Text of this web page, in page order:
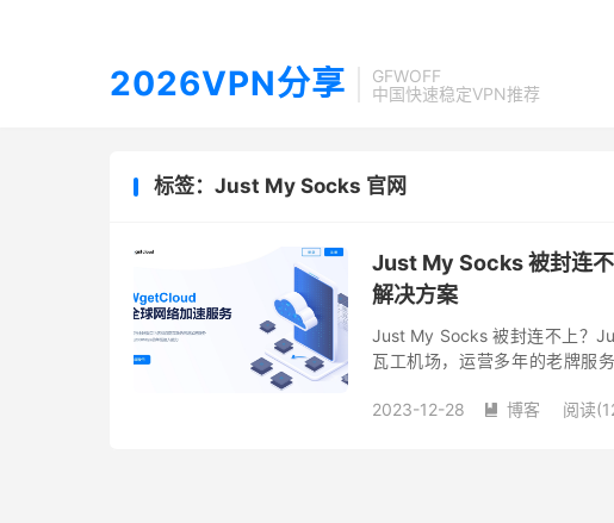
2026VPN分享
GFWOFF
中国快速稳定VPN推荐
标签：Just My Socks 官网
Just My Socks 被封连
解决方案
Just My Socks 被封连不上？
瓦工机场，运营多年的老牌服
2023-12-28  博客 阅读